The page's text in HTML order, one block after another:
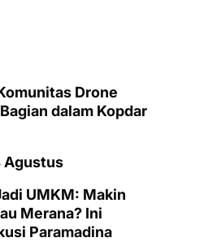
Drone
dalam Kopdar
Agustus
UMKM: Makin
Merana? Ini
Paramadina